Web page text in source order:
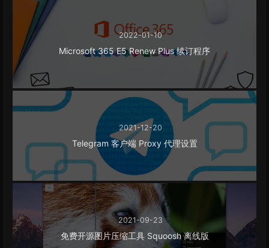
2022-01-10
Microsoft 365 E5 Renew Plus 续订程序
2021-12-20
Telegram 客户端 Proxy 代理设置
2021-09-23
免费开源图片压缩工具 Squoosh 离线版